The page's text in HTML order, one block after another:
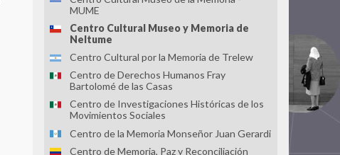
MUME
Centro Cultural Museo y Memoria de
Neltume
Centro Cultural por la Memoria de Trelew
Centro de Derechos Humanos Fray
Bartolomé de las Casas
Centro de Investigaciones Históricas de los
Movimientos Sociales
Centro de la Memoria Monseñor Juan Gerardi
Centro de Memoria, Paz y Reconciliación